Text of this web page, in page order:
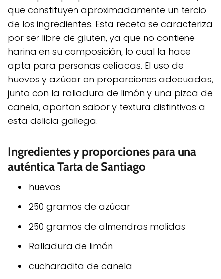
que constituyen aproximadamente un tercio
de los ingredientes. Esta receta se caracteriza
por ser libre de gluten, ya que no contiene
harina en su composición, lo cual la hace
apta para personas celíacas. El uso de
huevos y azúcar en proporciones adecuadas,
junto con la ralladura de limón y una pizca de
canela, aportan sabor y textura distintivos a
esta delicia gallega.
Ingredientes y proporciones para una
auténtica Tarta de Santiago
huevos
250 gramos de azúcar
250 gramos de almendras molidas
Ralladura de limón
cucharadita de canela